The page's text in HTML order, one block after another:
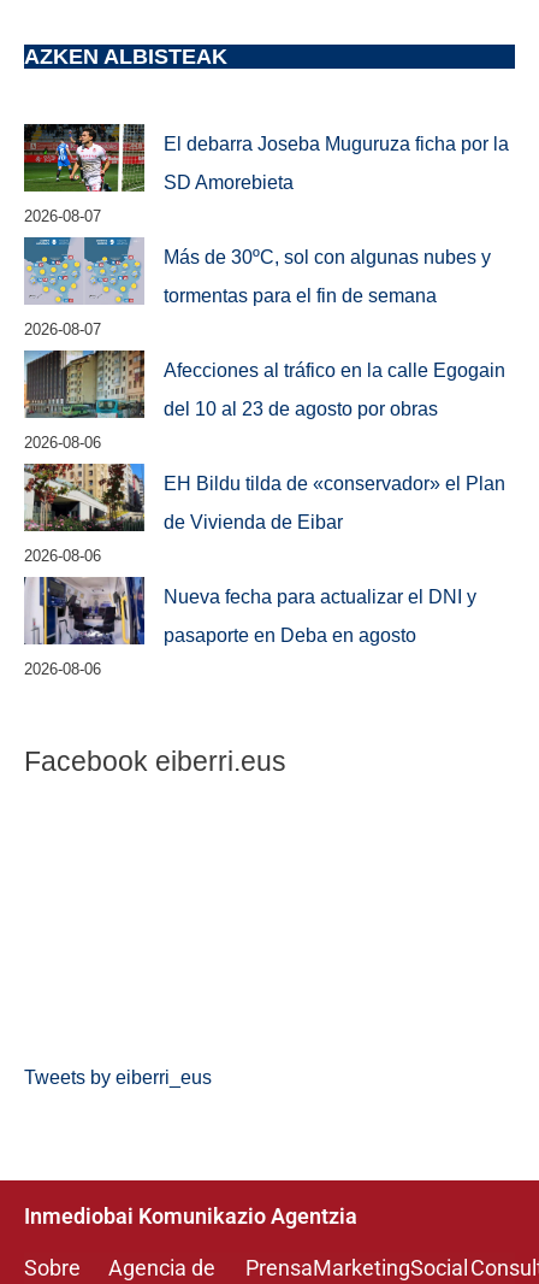
AZKEN ALBISTEAK
El debarra Joseba Muguruza ficha por la
SD Amorebieta
2026-08-07
Más de 30ºC, sol con algunas nubes y
tormentas para el fin de semana
2026-08-07
Afecciones al tráfico en la calle Egogain
del 10 al 23 de agosto por obras
2026-08-06
EH Bildu tilda de «conservador» el Plan
de Vivienda de Eibar
2026-08-06
Nueva fecha para actualizar el DNI y
pasaporte en Deba en agosto
2026-08-06
Facebook eiberri.eus
Tweets by eiberri_eus
Inmediobai Komunikazio Agentzia
Sobre
Agencia de
PrensaMarketingSocial